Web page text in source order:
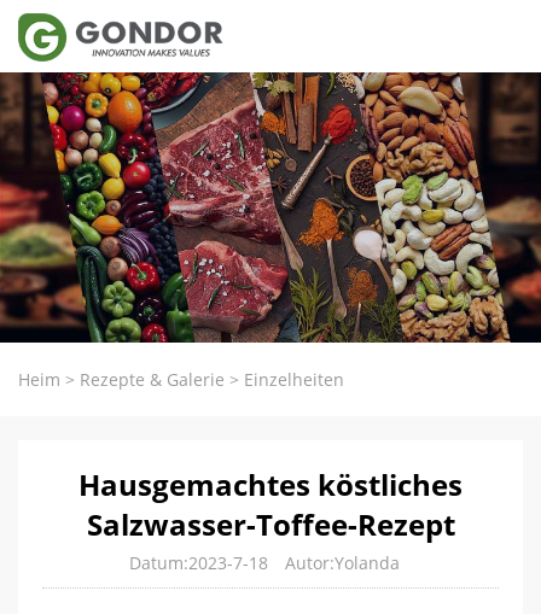
Heim > Rezepte & Galerie > Einzelheiten
Hausgemachtes köstliches
Salzwasser-Toffee-Rezept
Datum:2023-7-18 Autor:Yolanda